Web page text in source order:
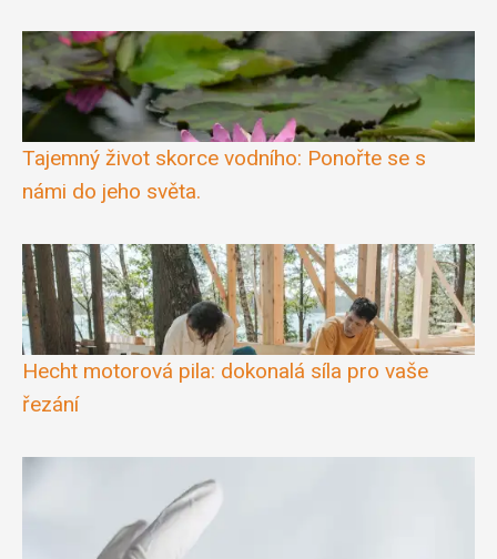
Tajemný život skorce vodního: Ponořte se s
námi do jeho světa.
Hecht motorová pila: dokonalá síla pro vaše
řezání